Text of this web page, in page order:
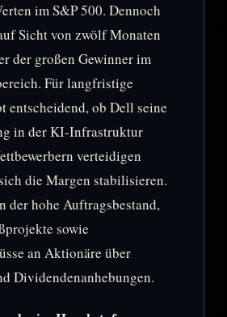
im S&P 500. Dennoch
Sicht von zwölf Monaten
der großen Gewinner im
Für langfristige
entscheidend, ob Dell seine
in der KI-Infrastruktur
verteidigen
die Margen stabilisieren.
der hohe Auftragsbestand,
sowie
an Aktionäre über
Dividendenanhebungen.